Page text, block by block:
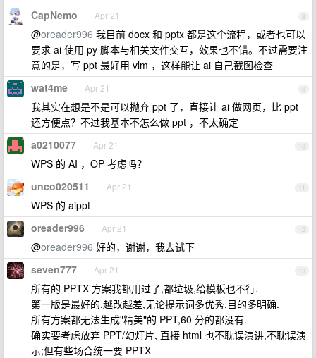
8
CapNemo Apr 21
@oreader996 我目前 docx 和 pptx 都是这个流程，或者也可以
要求 ai 使用 py 脚本与相关文件交互，效果也不错。不过需要注
意的是，写 ppt 最好用 vlm ，这样能让 ai 自己截图检查
9
wat4me Apr 21
我其实在想是不是可以抛弃 ppt 了，直接让 ai 做网页，比 ppt
还方便点？不过我基本不怎么做 ppt ，不太确定
10
a0210077 Apr 21
WPS 的 AI ，OP 考虑吗？
11
unco020511 Apr 21
WPS 的 aippt
12
oreader996 Apr 21
@oreader996 好的，谢谢，我去试下
13
seven777 Apr 21
所有的 PPTX 方案我都用过了,都垃圾,给模板也不行.
第一版是最好的,越改越差,无论提示词多优秀,目的多明确.
所有方案都无法生成"精美"的 PPT,60 分的都没有.
确实要考虑放弃 PPT/幻灯片, 直接 html 也不耽误演讲,不耽误演
示;但有些场合统一要 PPTX